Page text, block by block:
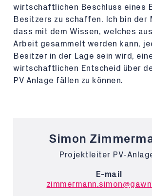
wirtschaftlichen Beschluss eines
Besitzers zu schaffen. Ich bin der
dass mit dem Wissen, welches
Arbeit gesammelt werden kann,
Besitzer in der Lage sein wird,
wirtschaftlichen Entscheid über
PV Anlage fällen zu können.
Simon
Projektleiter PV-
E-mail